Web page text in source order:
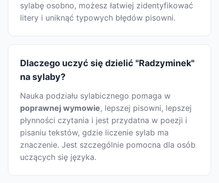
sylabę osobno, możesz łatwiej zidentyfikować
litery i uniknąć typowych błędów pisowni.
Dlaczego uczyć się dzielić "Radzyminek"
na sylaby?
Nauka podziału sylabicznego pomaga w
poprawnej wymowie, lepszej pisowni, lepszej
płynności czytania i jest przydatna w poezji i
pisaniu tekstów, gdzie liczenie sylab ma
znaczenie. Jest szczególnie pomocna dla osób
uczących się języka.